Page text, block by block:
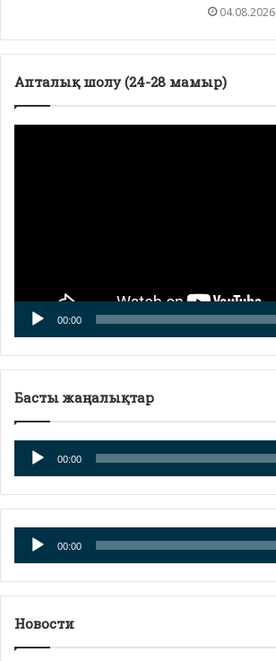
04.08.2026
Апталық шолу (24-28 мамыр)
00:00
Басты жаңалықтар
Аудиоплеер
00:00
Аудиоплеер
00:00
Новости